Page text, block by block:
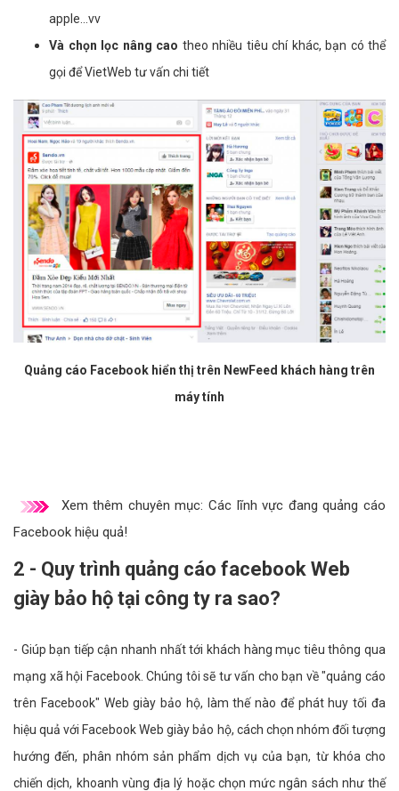
apple...vv
Và chọn lọc nâng cao theo nhiều tiêu chí khác, bạn có thể
gọi để VietWeb tư vấn chi tiết
Quảng cáo Facebook hiển thị trên NewFeed khách hàng trên
máy tính
Xem thêm chuyên mục: Các lĩnh vực đang quảng cáo
Facebook hiệu quả!
2 - Quy trình quảng cáo facebook Web
giày bảo hộ tại công ty ra sao?
- Giúp bạn tiếp cận nhanh nhất tới khách hàng mục tiêu thông qua
mạng xã hội Facebook. Chúng tôi sẽ tư vấn cho bạn về "quảng cáo
trên Facebook" Web giày bảo hộ, làm thế nào để phát huy tối đa
hiệu quả với Facebook Web giày bảo hộ, cách chọn nhóm đối tượng
hướng đến, phân nhóm sản phẩm dịch vụ của bạn, từ khóa cho
chiến dịch, khoanh vùng địa lý hoặc chọn mức ngân sách như thế